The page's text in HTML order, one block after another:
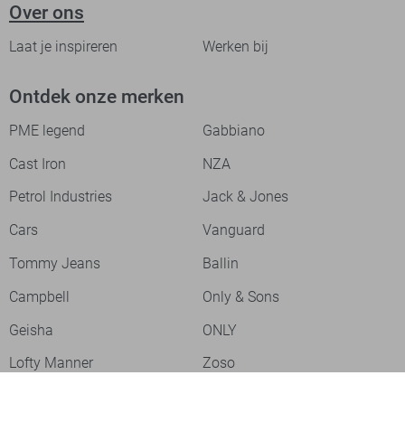
Over ons
Laat je inspireren Werken bij
Ontdek onze merken
PME legend
Gabbiano
Cast Iron
NZA
Petrol Industries
Jack & Jones
Cars
Vanguard
Tommy Jeans
Ballin
Campbell
Only & Sons
Geisha
ONLY
Lofty Manner
Zoso